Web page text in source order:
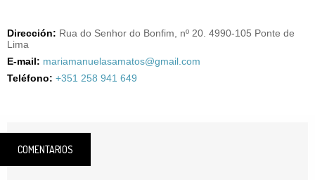
Dirección: Rua do Senhor do Bonfim, nº 20. 4990-105 Ponte de
Lima
E-mail: mariamanuelasamatos@gmail.com
Teléfono: +351 258 941 649
COMENTARIOS